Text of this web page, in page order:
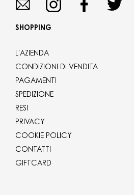
SHOPPING
L'AZIENDA
CONDIZIONI DI VENDITA
PAGAMENTI
SPEDIZIONE
RESI
PRIVACY
COOKIE POLICY
CONTATTI
GIFTCARD